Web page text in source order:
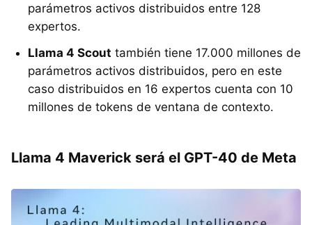
parámetros activos distribuidos entre 128
expertos.
Llama 4 Scout también tiene 17.000 millones de
parámetros activos distribuidos, pero en este
caso distribuidos en 16 expertos cuenta con 10
millones de tokens de ventana de contexto.
Llama 4 Maverick será el GPT-40 de Meta